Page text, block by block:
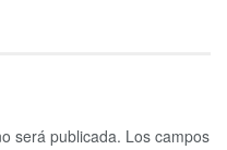
será publicada. Los campos